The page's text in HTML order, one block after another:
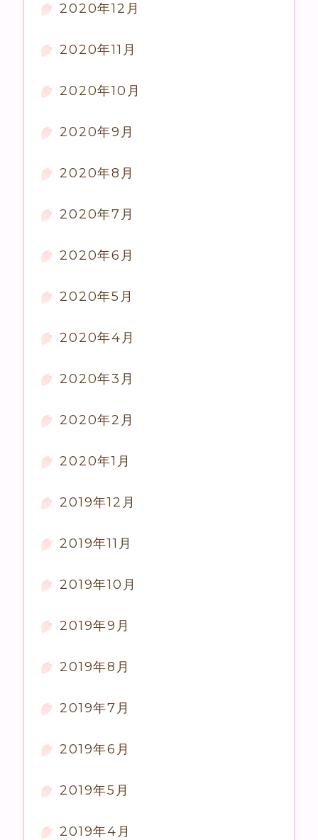
2020年12月
2020年11月
2020年10月
2020年9月
2020年8月
2020年7月
2020年6月
2020年5月
2020年4月
2020年3月
2020年2月
2020年1月
2019年12月
2019年11月
2019年10月
2019年9月
2019年8月
2019年7月
2019年6月
2019年5月
2019年4月